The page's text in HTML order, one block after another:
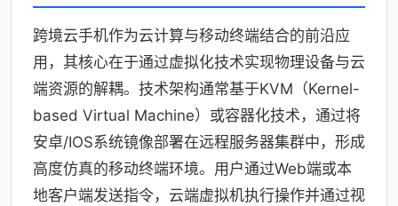
跨境云手机作为云计算与移动终端结合的前沿应
用，其核心在于通过虚拟化技术实现物理设备与云
端资源的解耦。技术架构通常基于KVM（Kernel-
based Virtual Machine）或容器化技术，通过将
安卓/IOS系统镜像部署在远程服务器集群中，形成
高度仿真的移动终端环境。用户通过Web端或本
地客户端发送指令，云端虚拟机执行操作并通过视